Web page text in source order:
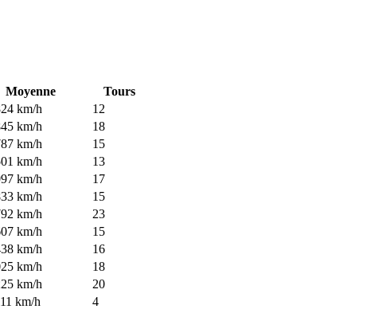
Moyenne
Tours
km/h
12
km/h
18
km/h
15
km/h
13
km/h
17
km/h
15
km/h
23
km/h
15
km/h
16
km/h
18
km/h
20
km/h
4